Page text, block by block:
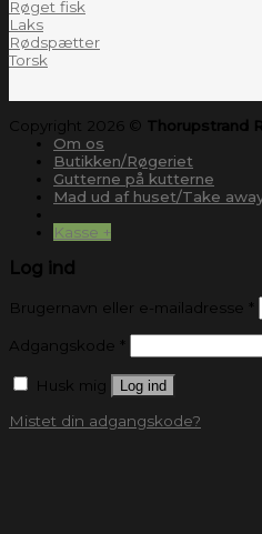
Røget fisk
Laks
Rødspætter
Torsk
Copyright 2026 © Thorupstrand
Om os
Butikken/Røgeriet
Gutterne på kutterne
Mad ud af huset/Take
Kasse +
Log ind
Brugernavn eller e-mailadresse *
Adgangskode *
Husk mig Log ind
Mistet din adgangskode?